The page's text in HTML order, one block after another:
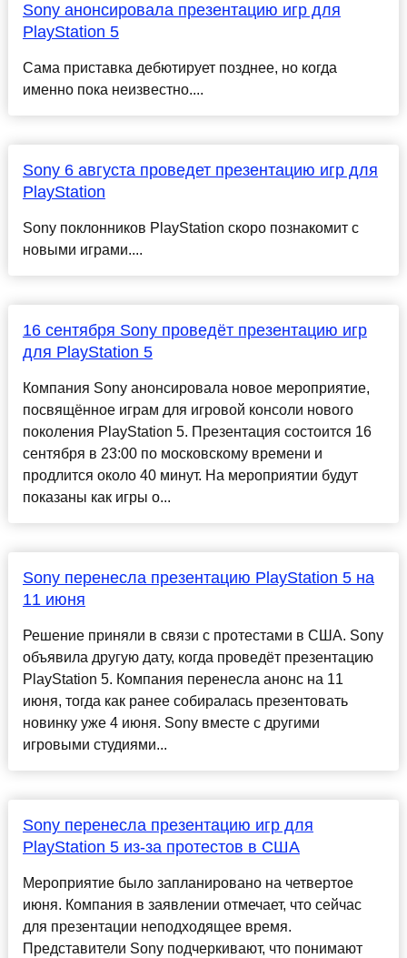
Sony анонсировала презентацию игр для
PlayStation 5
Сама приставка дебютирует позднее, но когда
именно пока неизвестно....
Sony 6 августа проведет презентацию игр для
PlayStation
Sony поклонников PlayStation скоро познакомит с
новыми играми....
16 сентября Sony проведёт презентацию игр
для PlayStation 5
Компания Sony анонсировала новое мероприятие,
посвящённое играм для игровой консоли нового
поколения PlayStation 5. Презентация состоится 16
сентября в 23:00 по московскому времени и
продлится около 40 минут. На мероприятии будут
показаны как игры о...
Sony перенесла презентацию PlayStation 5 на
11 июня
Решение приняли в связи с протестами в США. Sony
объявила другую дату, когда проведёт презентацию
PlayStation 5. Компания перенесла анонс на 11
июня, тогда как ранее собиралась презентовать
новинку уже 4 июня. Sony вместе с другими
игровыми студиями...
Sony перенесла презентацию игр для
PlayStation 5 из-за протестов в США
Мероприятие было запланировано на четвертое
июня. Компания в заявлении отмечает, что сейчас
для презентации неподходящее время.
Представители Sony подчеркивают, что понимают